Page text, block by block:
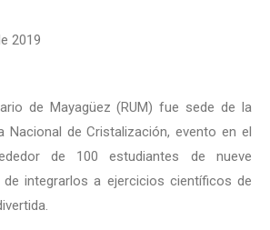
2019
de Mayagüez (RUM) fue sede de la
Nacional de Cristalización, evento en el
de 100 estudiantes de nueve
integrarlos a ejercicios científicos de